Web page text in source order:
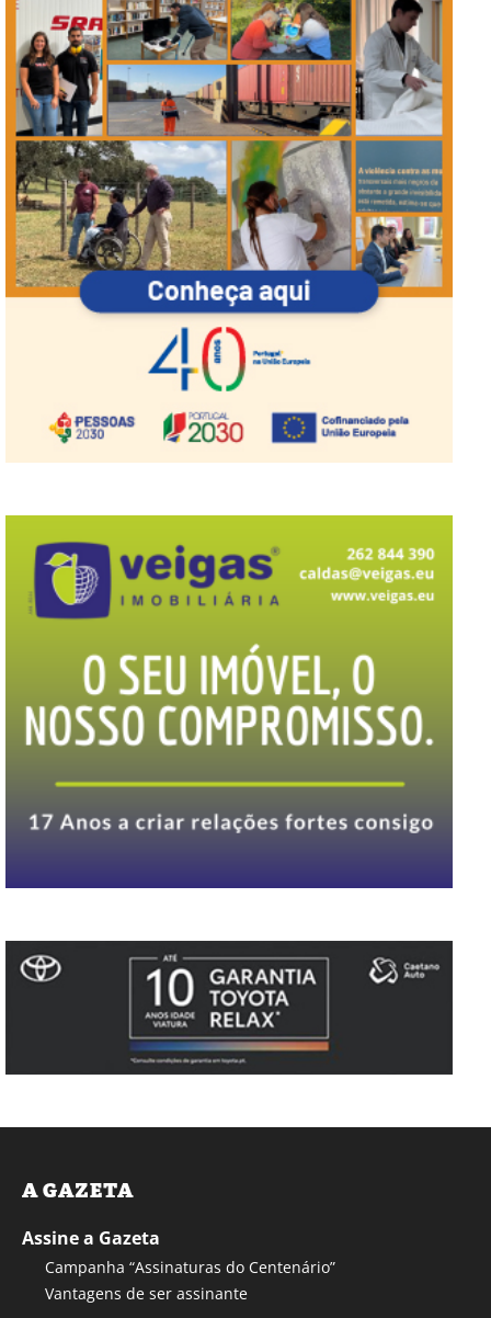
A GAZETA
Assine a Gazeta
Campanha “Assinaturas do Centenário”
Vantagens de ser assinante